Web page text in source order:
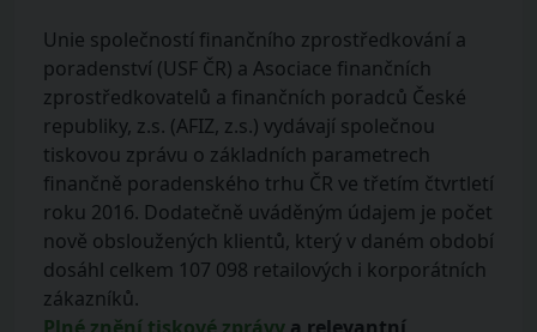
Unie společností finančního zprostředkování a
poradenství (USF ČR) a Asociace finančních
zprostředkovatelů a finančních poradců České
republiky, z.s. (AFIZ, z.s.) vydávají společnou
tiskovou zprávu o základních parametrech
finančně poradenského trhu ČR ve třetím čtvrtletí
roku 2016. Dodatečně uváděným údajem je počet
nově obsloužených klientů, který v daném období
dosáhl celkem 107 098 retailových i korporátních
zákazníků.